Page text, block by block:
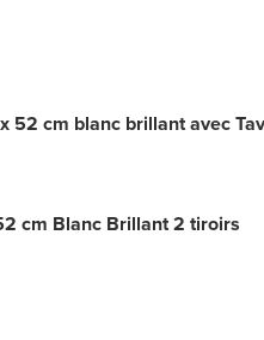
52 cm blanc brillant avec
cm Blanc Brillant 2 tiroirs